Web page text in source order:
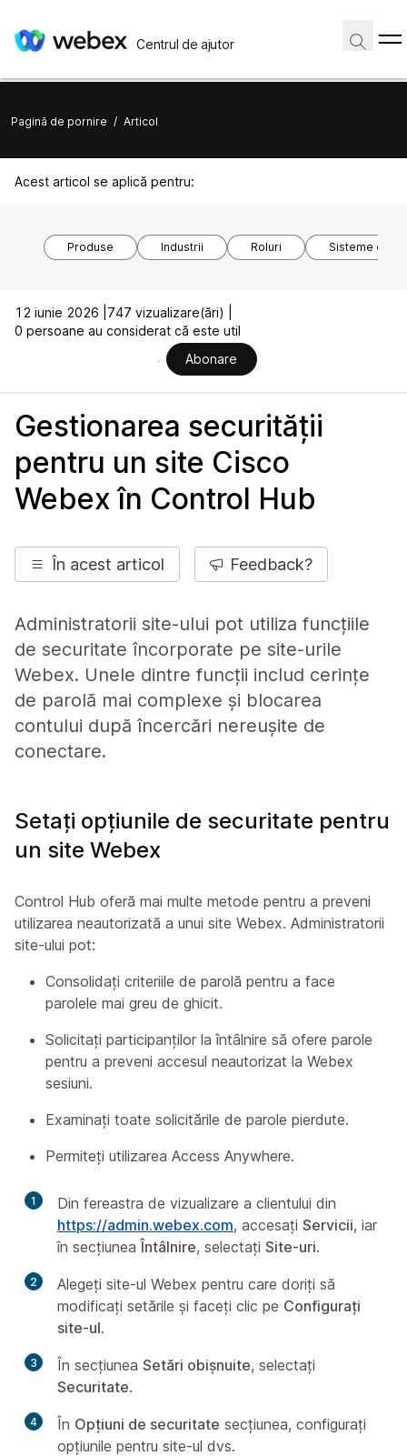
Centrul de ajutor
Pagină de pornire / Articol
Acest articol se aplică pentru:
Produse Industrii Roluri Sisteme de
12 iunie 2026 | 747 vizualizare(ări) |
0 persoane au considerat că este util
Abonare
Gestionarea securității
pentru un site Cisco
Webex în Control Hub
În acest articol Feedback?
Administratorii site-ului pot utiliza funcțiile
de securitate încorporate pe site-urile
Webex. Unele dintre funcții includ cerințe
de parolă mai complexe și blocarea
contului după încercări nereușite de
conectare.
Setați opțiunile de securitate pentru
un site Webex
Control Hub oferă mai multe metode pentru a preveni
utilizarea neautorizată a unui site Webex. Administratorii
site-ului pot:
Consolidați criteriile de parolă pentru a face
parolele mai greu de ghicit.
Solicitați participanților la întâlnire să ofere parole
pentru a preveni accesul neautorizat la Webex
sesiuni.
Examinați toate solicitările de parole pierdute.
Permiteți utilizarea Access Anywhere.
1
Din fereastra de vizualizare a clientului din
https://admin.webex.com, accesați Servicii, iar
în secțiunea Întâlnire, selectați Site-uri.
2
Alegeți site-ul Webex pentru care doriți să
modificați setările și faceți clic pe Configurați
site-ul.
3 În secțiunea Setări obișnuite, selectați
Securitate.
4 În Opțiuni de securitate secțiunea, configurați
opțiunile pentru site-ul dvs.